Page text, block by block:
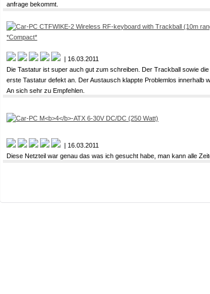
anfrage bekommt.
| 16.03.2011
Die Tastatur ist super auch gut zum schreiben. Der Trackball sowie
erste Tastatur defekt an. Der Austausch klappte Problemlos innerhalb
An sich sehr zu Empfehlen.
| 16.03.2011
Diese Netzteil war genau das was ich gesucht habe, man kann alle